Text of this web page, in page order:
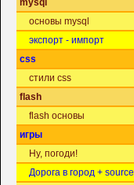
mysql
основы mysql
экспорт - импорт
css
стили css
flash
flash основы
игры
Ну, погоди!
Дорога в город + source